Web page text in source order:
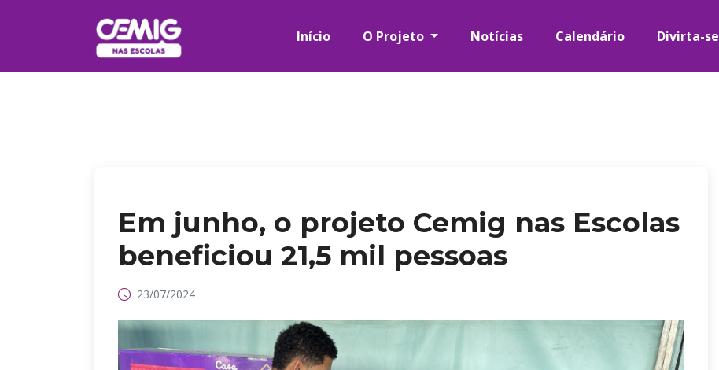
Início O Projeto Notícias Calendário Divirta-se
Em junho, o projeto Cemig nas Escolas
beneficiou 21,5 mil pessoas
23/07/2024